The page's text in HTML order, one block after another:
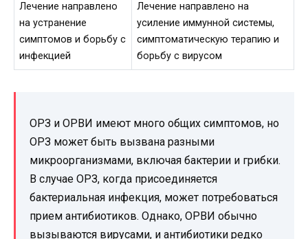
Лечение направлено
на устранение
симптомов и борьбу с
инфекцией
Лечение направлено на
усиление иммунной системы,
симптоматическую терапию и
борьбу с вирусом
ОРЗ и ОРВИ имеют много общих симптомов, но
ОРЗ может быть вызвана разными
микроорганизмами, включая бактерии и грибки.
В случае ОРЗ, когда присоединяется
бактериальная инфекция, может потребоваться
прием антибиотиков. Однако, ОРВИ обычно
вызываются вирусами, и антибиотики редко